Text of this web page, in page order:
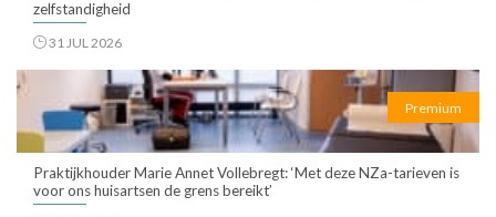
zelfstandigheid
31 JUL 2026
Premium
Praktijkhouder Marie Annet Vollebregt: ‘Met deze NZa-tarieven is
voor ons huisartsen de grens bereikt’